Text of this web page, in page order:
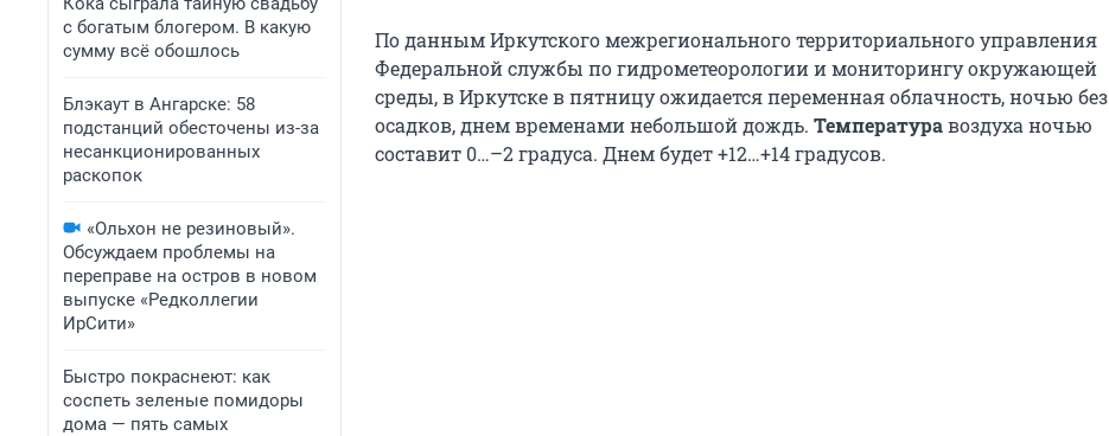
с богатым блогером. В какую
сумму всё обошлось
Блэкаут в Ангарске: 58
подстанций обесточены из-за
несанкционированных
раскопок
«Ольхон не резиновый».
Обсуждаем проблемы на
переправе на остров в новом
выпуске «Редколлегии
ИрСити»
Быстро покраснеют: как
соспеть зеленые помидоры
дома — пять самых
По данным Иркутского межрегионального территориального управления
Федеральной службы по гидрометеорологии и мониторингу окружающей
среды, в Иркутске в пятницу ожидается переменная облачность, ночью без
осадков, днем временами небольшой дождь. Температуравоздуха ночью
составит 0…–2 градуса. Днем будет +12…+14 градусов.